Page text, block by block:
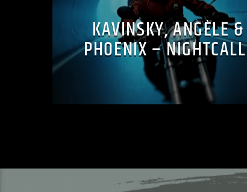
KAVINSKY, ANGÈLE &
PHOENIX – NIGHTCALL